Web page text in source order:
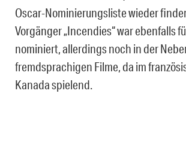
Oscar-Nominierungsliste wieder
Vorgänger „Incendies“ war ebenfalls
nominiert, allerdings noch in der
fremdsprachigen Filme, da im
Kanada spielend.